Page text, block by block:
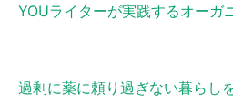
YOUライターが実践するオーガ
過剰に薬に頼り過ぎない暮らし